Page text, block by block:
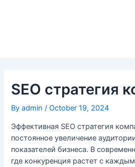
SEO стратегия
Byadmin/October 19, 2024
Эффективная SEO стратегия
постоянное увеличение
показателей бизнеса. В
где конкуренция растет с